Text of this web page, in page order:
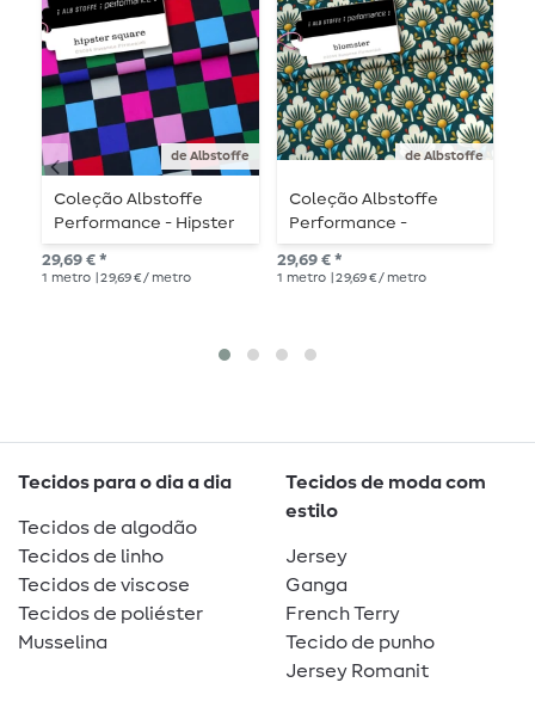
de Albstoffe
Coleção Albstoffe
Performance - Hipster
Square Preto
Multicolorido
29,69 € *
1 metro | 29,69 € / metro
de Albstoffe
Coleção Albstoffe
Performance -
Blomster Petrol
29,69 € *
1 metro | 29,69 € / metro
Tecidos para o dia a dia
Tecidos de algodão
Tecidos de linho
Tecidos de viscose
Tecidos de poliéster
Musselina
Tecidos de moda com
estilo
Jersey
Ganga
French Terry
Tecido de punho
Jersey Romanit